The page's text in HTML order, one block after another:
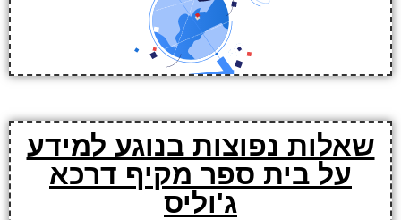
שאלות נפוצות בנוגע למידע
על בית ספר מקיף דרכא
ג'וליס